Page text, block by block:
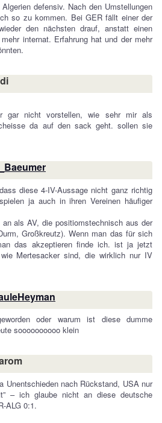
defensiv. Nach den Umstellungen
so zu kommen. Bei GER fällt einer der
den nächsten drauf, anstatt einen
internat. Erfahrung hat und der mehr
gar nicht vorstellen, wie sehr mir als
da auf den sack geht. sollen sie
diese 4-IV-Aussage nicht ganz richtig
ja auch in ihren Vereinen häufiger
als AV, die positiomstechnisch aus der
Großkreutz). Wenn man das für sich
das akzeptieren finde ich. ist ja jetzt
Mertesacker sind, die wirklich nur IV
oder warum ist diese dumme
soooooooooo klein
Unentschieden nach Rückstand, USA nur
– ich glaube nicht an diese deutsche
ALG 0:1.